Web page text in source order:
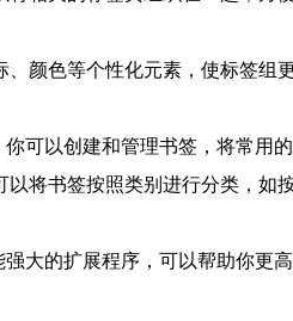
颜色等个性化元素，使标签组
可以创建和管理书签，将常用
将书签按照类别进行分类，如
大的扩展程序，可以帮助你更